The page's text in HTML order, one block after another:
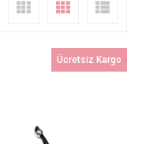
Ücretsiz Kargo